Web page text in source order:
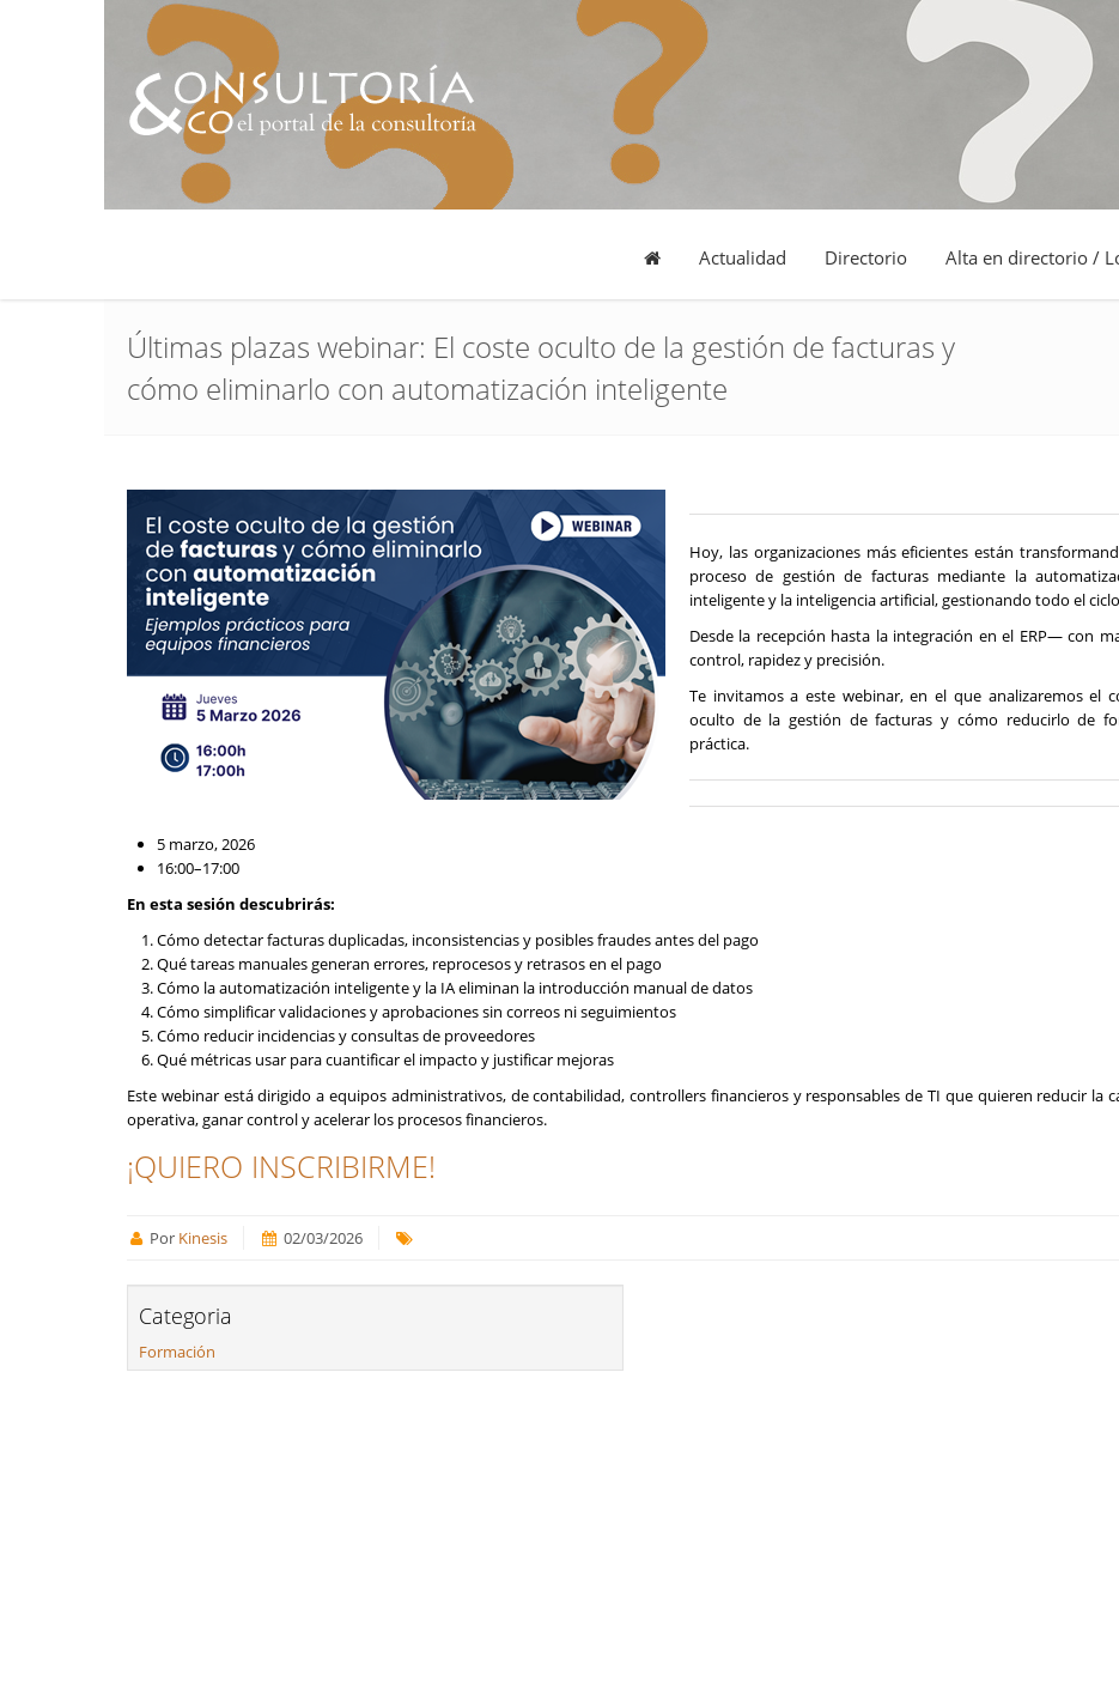
Actualidad Directorio Alta en directorio /
Últimas plazas webinar: El coste oculto de la gestión de facturas y
cómo eliminarlo con automatización inteligente
Hoy, las organizaciones más eficientes están
proceso de gestión de facturas mediante la
inteligente y la inteligencia artificial, gestionando todo el
Desde la recepción hasta la integración en el ERP— con
control, rapidez y precisión.
Te invitamos a este webinar, en el que analizaremos el
oculto de la gestión de facturas y cómo reducirlo de
práctica.
5 marzo, 2026
16:00–17:00
En esta sesión descubrirás:
Cómo detectar facturas duplicadas, inconsistencias y posibles fraudes antes del pago
Qué tareas manuales generan errores, reprocesos y retrasos en el pago
Cómo la automatización inteligente y la IA eliminan la introducción manual de datos
Cómo simplificar validaciones y aprobaciones sin correos ni seguimientos
Cómo reducir incidencias y consultas de proveedores
Qué métricas usar para cuantificar el impacto y justificar mejoras
Este webinar está dirigido a equipos administrativos, de contabilidad, controllers financieros y responsables de TI que quieren reducir la
operativa, ganar control y acelerar los procesos financieros.
¡QUIERO INSCRIBIRME!
Por Kinesis 02/03/2026
Categoria
Formación